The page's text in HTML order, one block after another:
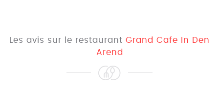
Les avis sur le restaurant Grand Cafe In Den
Arend